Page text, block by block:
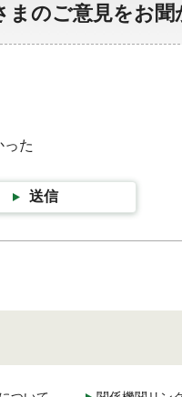
のご意見をお聞
った
送信